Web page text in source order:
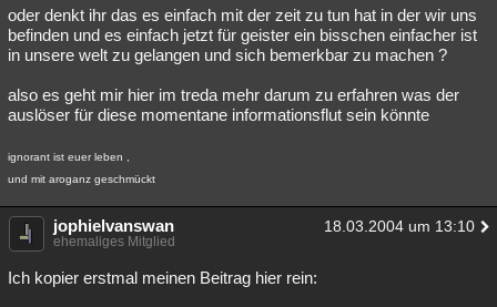
Musik Clash Verbesserungen Allmystery English
Übersichten
Lesenswert Schlüsselwörter
oder denkt ihr das es einfach mit der zeit zu tun hat in der wir uns
befinden und es einfach jetzt für geister ein bisschen einfacher ist
in unsere welt zu gelangen und sich bemerkbar zu machen ?
also es geht mir hier im treda mehr darum zu erfahren was der
auslöser für diese momentane informationsflut sein könnte
ignorant ist euer leben ,
und mit aroganz geschmückt
jophielvanswan 18.03.2004 um 13:10
ehemaliges Mitglied
Ich kopier erstmal meinen Beitrag hier rein: